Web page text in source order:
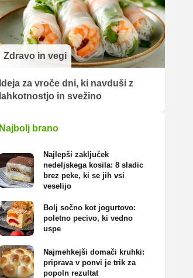
Zdravo in vegi
Ideja za vroče dni, ki navduši z
lahkotnostjo in svežino
Najbolj brano
Najlepši zaključek
nedeljskega kosila: 8 sladic
brez peke, ki se jih vsi
veselijo
Bolj sočno kot jogurtovo:
poletno pecivo, ki vedno
uspe
Najmehkejši domači kruhki:
priprava v ponvi je trik za
popoln rezultat